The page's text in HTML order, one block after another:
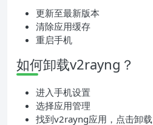
更新至最新版本
清除应用缓存
重启手机
如何卸载v2rayng？
进入手机设置
选择应用管理
找到v2rayng应用，点击卸载